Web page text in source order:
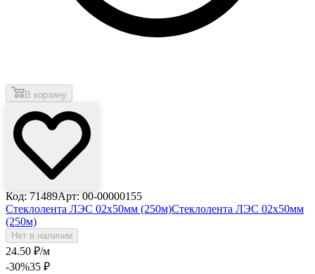
В корзину
Код: 71489Арт: 00-00000155
Стеклолента ЛЭС 02х50мм (250м)Стеклолента ЛЭС 02х50мм
(250м)
Нет в наличии
24.50 ₽/м
-30%35 ₽